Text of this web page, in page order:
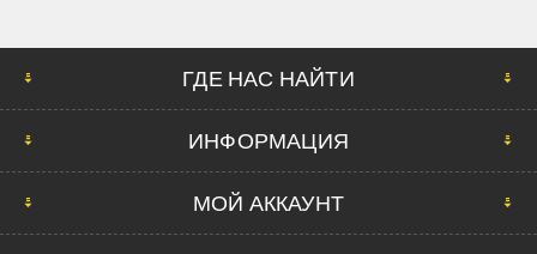
ГДЕ НАС НАЙТИ
ИНФОРМАЦИЯ
МОЙ АККАУНТ